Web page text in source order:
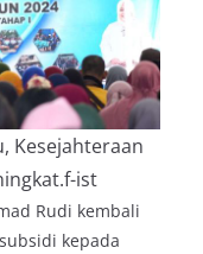
Kesejahteraan
ist
Rudi kembali
kepada